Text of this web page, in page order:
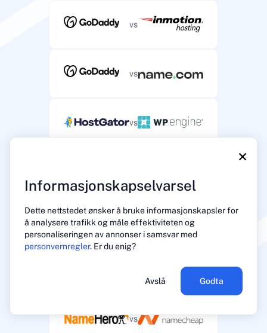
×
Informasjonskapselvarsel
Dette nettstedet ønsker å bruke informasjonskapsler for
å analysere trafikk og måle effektiviteten og
personaliseringen av annonser i samsvar med
personvernregler. Er du enig?
Avslå Godta
vs
vs
vs
vs
vs